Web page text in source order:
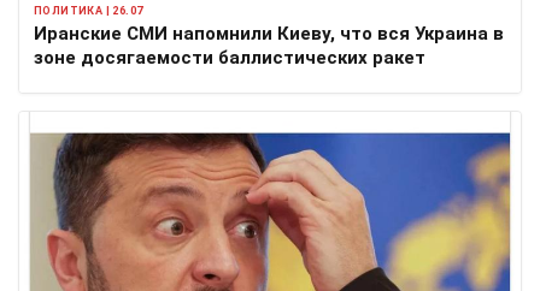
ПОЛИТИКА | 26.07
Иранские СМИ напомнили Киеву, что вся Украина в
зоне досягаемости баллистических ракет